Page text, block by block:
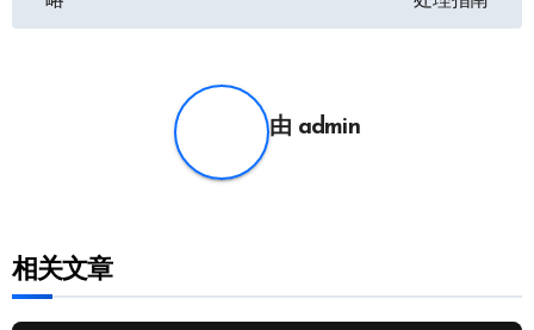
由 admin
相关文章